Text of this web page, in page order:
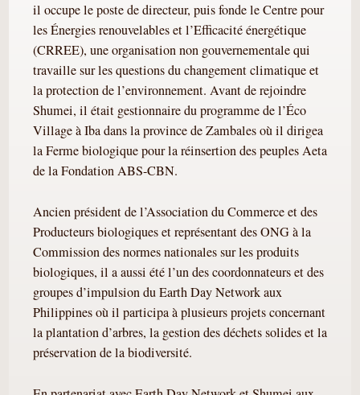
il occupe le poste de directeur, puis fonde le Centre pour
les Énergies renouvelables et l’Efficacité énergétique
(CRREE), une organisation non gouvernementale qui
travaille sur les questions du changement climatique et
la protection de l’environnement. Avant de rejoindre
Shumei, il était gestionnaire du programme de l’Éco
Village à Iba dans la province de Zambales où il dirigea
la Ferme biologique pour la réinsertion des peuples Aeta
de la Fondation ABS-CBN.
Ancien président de l’Association du Commerce et des
Producteurs biologiques et représentant des ONG à la
Commission des normes nationales sur les produits
biologiques, il a aussi été l’un des coordonnateurs et des
groupes d’impulsion du Earth Day Network aux
Philippines où il participa à plusieurs projets concernant
la plantation d’arbres, la gestion des déchets solides et la
préservation de la biodiversité.